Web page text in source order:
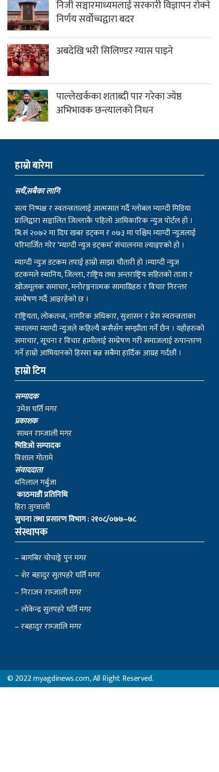
अबदेखि भरी सिलिण्डर ग्यास पाइने
अभिभावक छन्त्यालको निधन
हाम्राे बारेमा
सधैं,सबैका लागि
प्रालिद्वारा सञ्चालित जिल्लाकै पहिलो आधिकारिक न्युज पोर्टल हो ।
बि.सं २०७२ मा दिप खबर डट्कम र ०७३ मा पश्चिम म्याग्दी न्युजलाई
परिमार्जित गरेर ‘म्याग्दी न्युज डट्कम’ संचालनमा ल्याइएको हो ।
म्याग्दी न्युज डटकम तपाई हाम्रो साझा चौतारी हो ।म्याग्दी न्युज
डटकमले स्थानिय, जिल्ला, राष्ट्रिय तथा अन्तराष्ट्रिय सहितको ताजा र
खोजमूलक समाचार, मनोरञ्जनात्मक सामाग्रिहरु र विचार निरन्तर
सम्प्रेषण गर्दै आइरहेको छ ।
राष्ट्रियता, लोकतन्त्र, नागरिक अधिकार, सुशासन र प्रेस स्वतन्त्रताका
सवालमा म्याग्दी न्युजले कहिल्यै कसैसँग सम्झौता गर्ने छैन । यहाँहरुको
समाचार, सूचना र विचार हामीलाई सम्प्रेषण गरी समाजलाई रुपान्तरण
गर्ने हाम्रो आभियानको हिस्सा बन्न सबैमा हार्दिक आग्रह गर्दछौं ।
हाम्रो टिम
सम्पादक
उमेश घर्ति मगर
प्रकाशक
साधन राम्जाली मगर
भिडिओ सम्पादक
विशाल गोतामे
स‌ंवाददाता
धनिलाल गर्बुजा
काठमाडाैं प्रतिनिधि
हिरा जुग्जाली
सुचना तथा प्रसारण विभाग : २१०८/०७७–७८
संस्थापक
– बागबिर चोचाङ्गे पुन मगर
– निराजन राम्जाली मगर
– लोकेन्द्र सुतपहरे घर्ति मगर
– रबहादुर राम्जालि मगर